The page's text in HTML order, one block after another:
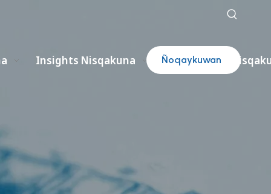
Insights Nisqakuna Catálogos
Ñoqaykuwan